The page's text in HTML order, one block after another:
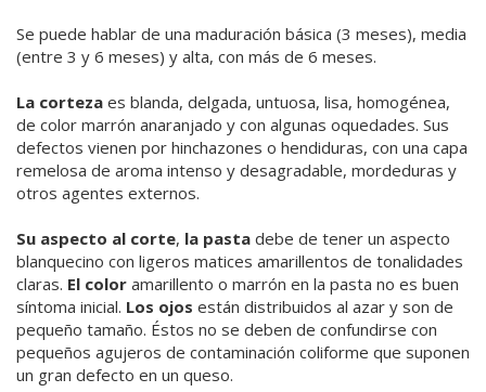
Se puede hablar de una maduración básica (3 meses), media
(entre 3 y 6 meses) y alta, con más de 6 meses.
La corteza es blanda, delgada, untuosa, lisa, homogénea,
de color marrón anaranjado y con algunas oquedades. Sus
defectos vienen por hinchazones o hendiduras, con una capa
remelosa de aroma intenso y desagradable, mordeduras y
otros agentes externos.
Su aspecto al corte, la pasta debe de tener un aspecto
blanquecino con ligeros matices amarillentos de tonalidades
claras. El color amarillento o marrón en la pasta no es buen
síntoma inicial. Los ojos están distribuidos al azar y son de
pequeño tamaño. Éstos no se deben de confundirse con
pequeños agujeros de contaminación coliforme que suponen
un gran defecto en un queso.